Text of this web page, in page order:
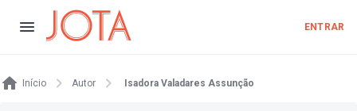
ENTRAR
Início Autor Isadora Valadares Assunção